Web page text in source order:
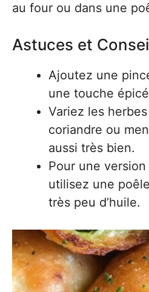
au four ou dans une
Astuces et
Ajoutez une
une touche
Variez les
coriandre ou
aussi très bien.
Pour une
utilisez une
très peu d’huile.